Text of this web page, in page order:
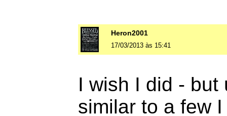
Heron2001
17/03/2013 às 15:41
I wish I did - but
similar to a few